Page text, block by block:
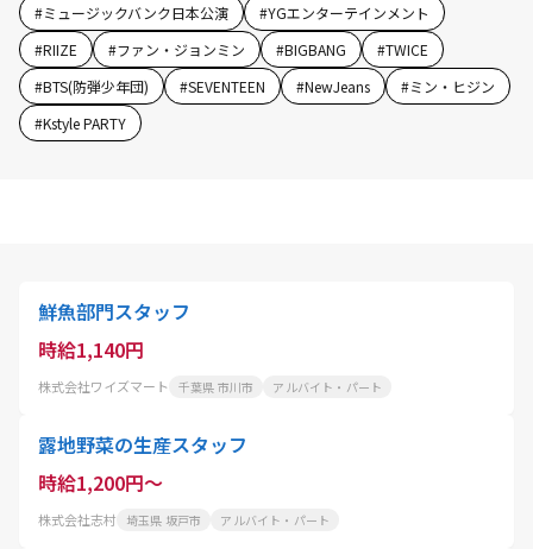
#ミュージックバンク日本公演 #YGエンターテインメント
#RIIZE #ファン・ジョンミン #BIGBANG #TWICE
#BTS(防弾少年団) #SEVENTEEN #NewJeans #ミン・ヒジン
#Kstyle PARTY
鮮魚部門スタッフ
時給1,140円
株式会社ワイズマート 千葉県 市川市 アルバイト・パート
露地野菜の生産スタッフ
時給1,200円～
株式会社志村 埼玉県 坂戸市 アルバイト・パート